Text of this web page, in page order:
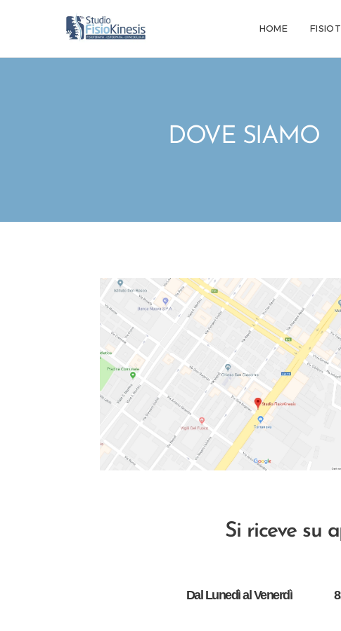
HOME
DOVE SIAMO
Si riceve su
Dal Lunedì al Venerdì